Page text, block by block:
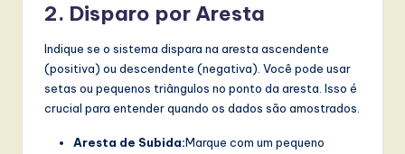
2. Disparo por Aresta
Indique se o sistema dispara na aresta ascendente
(positiva) ou descendente (negativa). Você pode usar
setas ou pequenos triângulos no ponto da aresta. Isso é
crucial para entender quando os dados são amostrados.
Aresta de Subida:Marque com um pequeno